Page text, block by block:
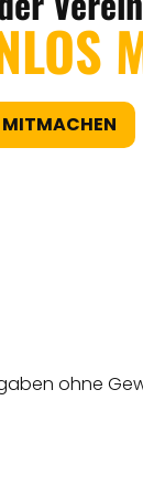
MITMACHEN